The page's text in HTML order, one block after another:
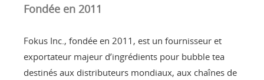
Fondée en 2011
Fokus Inc., fondée en 2011, est un fournisseur et
exportateur majeur d’ingrédients pour bubble tea
destinés aux distributeurs mondiaux, aux chaînes de